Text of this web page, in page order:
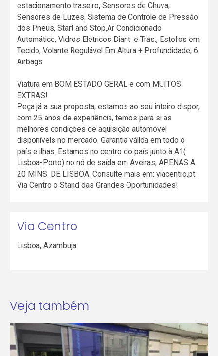
estacionamento traseiro, Sensores de Chuva,
Sensores de Luzes, Sistema de Controle de Pressão
dos Pneus, Start and Stop,Ar Condicionado
Automático, Vidros Elétricos Diant. e Tras., Estofos em
Tecido, Volante Regulável Em Altura + Profundidade, 6
Airbags
Viatura em BOM ESTADO GERAL e com MUITOS
EXTRAS!
Peça já a sua proposta, estamos ao seu inteiro dispor,
com 25 anos de experiência, temos para si as
melhores condições de aquisição automóvel
disponíveis no mercado. Garantia válida em todo o
país e ilhas. Estamos no centro do país junto à A1(
Lisboa-Porto) no nó de saída em Aveiras, APENAS A
20 MINS. DE LISBOA. Consulte mais em: viacentro.pt
Via Centro o Stand das Grandes Oportunidades!
Via Centro
Lisboa,Azambuja
Veja também